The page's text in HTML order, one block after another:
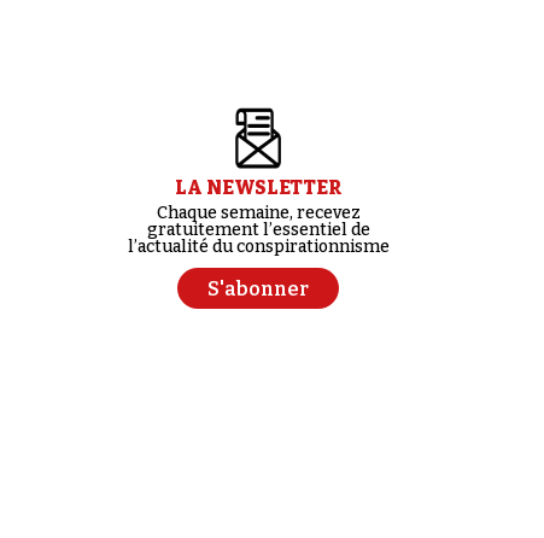
LA NEWSLETTER
Chaque semaine, recevez
gratuitement l’essentiel de
l’actualité du conspirationnisme
S'abonner